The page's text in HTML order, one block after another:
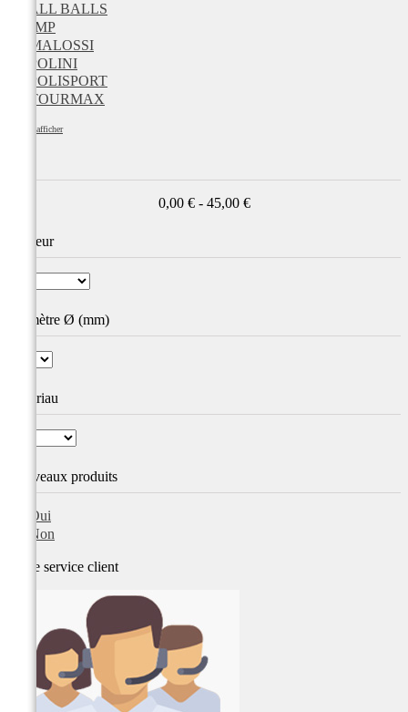
ALL BALLS
JMP
MALOSSI
POLINI
POLISPORT
TOURMAX
Tout afficher
0,00 € - 45,00 €
Couleur
Diamètre Ø (mm)
Matériau
Nouveaux produits
Oui
Non
Notre service client